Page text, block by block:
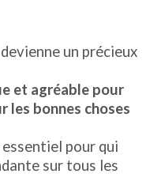
un précieux
et agréable pour
les bonnes choses
pour qui
sur tous les